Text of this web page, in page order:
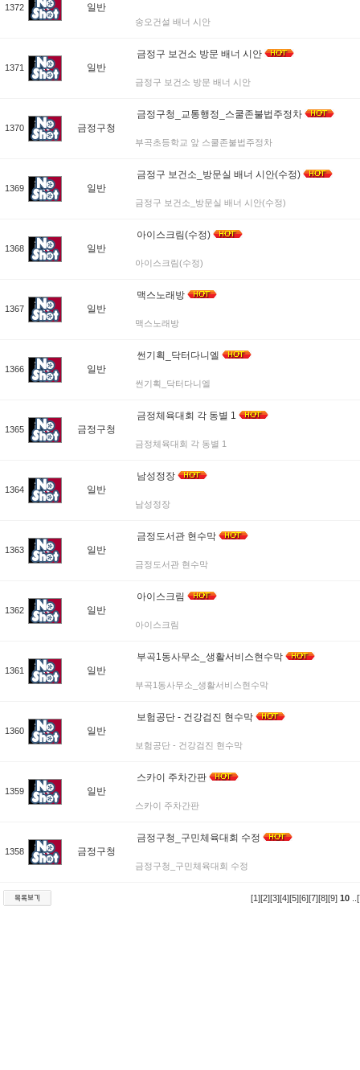
1372 일반
송오건설 배너 시안
1371 일반
금정구 보건소 방문 배너 시안
금정구 보건소 방문 배너 시안
1370 금정구청
금정구청_교통행정_스쿨존불법주정차
부곡초등학교 앞 스쿨존불법주정차
1369 일반
금정구 보건소_방문실 배너 시안(수정)
금정구 보건소_방문실 배너 시안(수정)
1368 일반
아이스크림(수정)
아이스크림(수정)
1367 일반
맥스노래방
맥스노래방
1366 일반
썬기획_닥터다니엘
썬기획_닥터다니엘
1365 금정구청
금정체육대회 각 동별 1
금정체육대회 각 동별 1
1364 일반
남성정장
남성정장
1363 일반
금정도서관 현수막
금정도서관 현수막
1362 일반
아이스크림
아이스크림
1361 일반
부곡1동사무소_생활서비스현수막
부곡1동사무소_생활서비스현수막
1360 일반
보험공단 - 건강검진 현수막
보험공단 - 건강검진 현수막
1359 일반
스카이 주차간판
스카이 주차간판
1358 금정구청
금정구청_구민체육대회 수정
금정구청_구민체육대회 수정
[1][2][3][4][5][6][7][8][9] 10